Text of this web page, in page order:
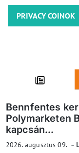
PRIVACY COINOK
Bennfentes
Polymarketen
kapcsán...
2026. augusztus 09.